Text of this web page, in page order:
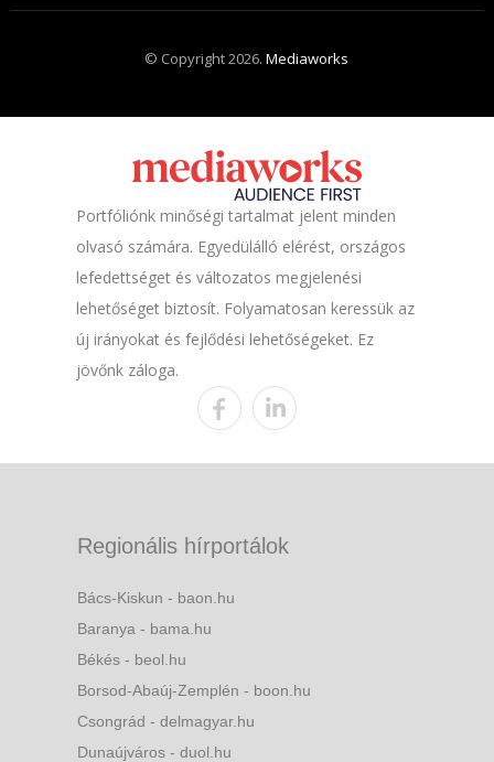
© Copyright 2026.Mediaworks
Portfóliónk minőségi tartalmat jelent minden
olvasó számára. Egyedülálló elérést, országos
lefedettséget és változatos megjelenési
lehetőséget biztosít. Folyamatosan keressük az
új irányokat és fejlődési lehetőségeket. Ez
jövőnk záloga.
Regionális hírportálok
Bács-Kiskun - baon.hu
Baranya - bama.hu
Békés - beol.hu
Borsod-Abaúj-Zemplén - boon.hu
Csongrád - delmagyar.hu
Dunaújváros - duol.hu